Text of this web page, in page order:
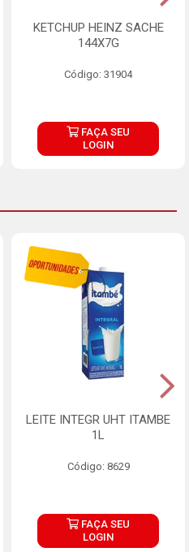
KETCHUP HEINZ SACHE
144X7G
Código: 31904
FAÇA SEU
LOGIN
LEITE INTEGR UHT ITAMBE
1L
Código: 8629
FAÇA SEU
LOGIN